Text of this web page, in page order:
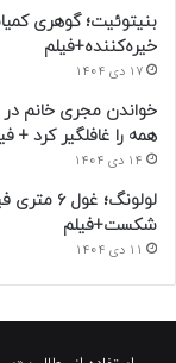
بنیتوئیت؛ گوهری
خیره‌کننده+فیلم
17 دی 1404
خواندن مجری خانم در
همه را غافلگیر کرد +
14 دی 1404
لولونگ؛
شکست+فیلم
11 دی 1404